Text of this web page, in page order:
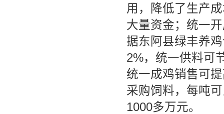
用，降低了生产
大量资金；统一
据东阿县绿丰养
2%，统一供料可
统一成鸡销售可
采购饲料，每吨
1000多万元。